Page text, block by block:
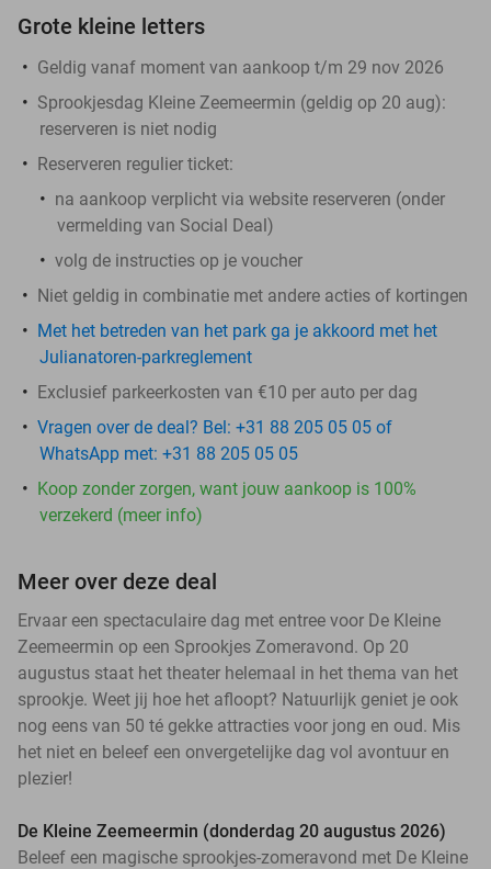
Grote kleine letters
Geldig vanaf moment van aankoop t/m 29 nov 2026
Sprookjesdag Kleine Zeemeermin (geldig op 20 aug):
reserveren is niet nodig
Reserveren regulier ticket:
na aankoop verplicht via website reserveren (onder
vermelding van Social Deal)
volg de instructies op je voucher
Niet geldig in combinatie met andere acties of kortingen
Met het betreden van het park ga je akkoord met het
Julianatoren-parkreglement
Exclusief parkeerkosten van €10 per auto per dag
Vragen over de deal? Bel: +31 88 205 05 05 of
WhatsApp met: +31 88 205 05 05
Koop zonder zorgen, want jouw aankoop is 100%
verzekerd (meer info)
Meer over deze deal
Ervaar een spectaculaire dag met entree voor De Kleine
Zeemeermin op een Sprookjes Zomeravond. Op 20
augustus staat het theater helemaal in het thema van het
sprookje. Weet jij hoe het afloopt? Natuurlijk geniet je ook
nog eens van 50 té gekke attracties voor jong en oud. Mis
het niet en beleef een onvergetelijke dag vol avontuur en
plezier!
De Kleine Zeemeermin (donderdag 20 augustus 2026)
Beleef een magische sprookjes-zomeravond met De Kleine